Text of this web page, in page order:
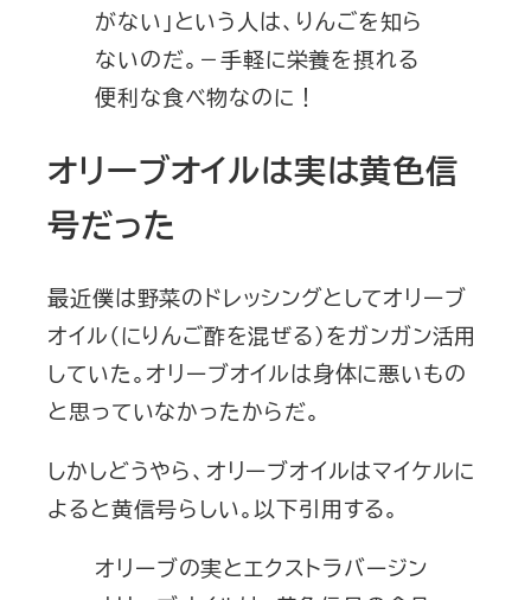
がない」という人は、りんごを知ら
ないのだ。－手軽に栄養を摂れる
便利な食べ物なのに！
オリーブオイルは実は黄色信
号だった
最近僕は野菜のドレッシングとしてオリーブ
オイル（にりんご酢を混ぜる）をガンガン活用
していた。オリーブオイルは身体に悪いもの
と思っていなかったからだ。
しかしどうやら、オリーブオイルはマイケルに
よると黄信号らしい。以下引用する。
オリーブの実とエクストラバージン